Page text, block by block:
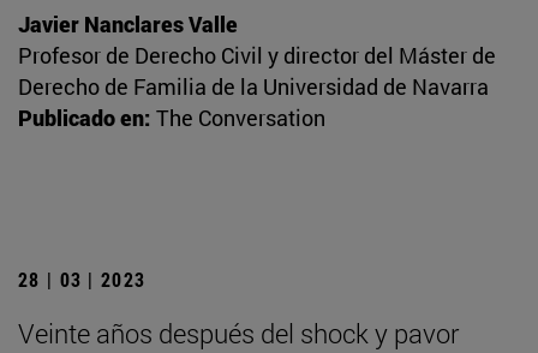
Javier Nanclares Valle
Profesor de Derecho Civil y director del Máster de
Derecho de Familia de la Universidad de Navarra
Publicado en: The Conversation
28 | 03 | 2023
Veinte años después del shock y pavor